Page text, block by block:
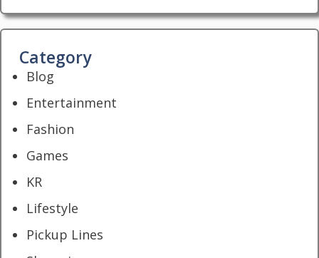
Category
Blog
Entertainment
Fashion
Games
KR
Lifestyle
Pickup Lines